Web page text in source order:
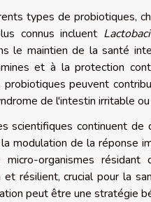
types de probiotiques,
connus incluent
le maintien de la santé
et à la protection
probiotiques peuvent
de l'intestin irritable
scientifiques continuent
modulation de la réponse
organismes résidant
et résilient, crucial pour la
peut être une stratégie